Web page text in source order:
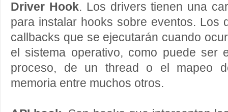
Driver Hook. Los drivers tienen una
para instalar hooks sobre eventos. Los
callbacks que se ejecutarán cuando
el sistema operativo, como puede
proceso, de un thread o el mapeo
memoria entre muchos otros.